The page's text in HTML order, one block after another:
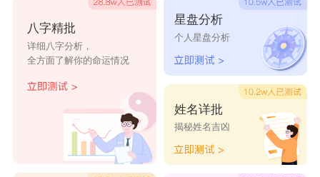
江又漫 江以祺 江曼柔 江懿美
江谨尔 江逾静 江知夏 江陶陶 江梦竹
江霏然 江欣潇 江琼玖
八字精批
详细八字分析，
全方面了解你的命运情况
星盘分析
个人星盘分析
姓名详批
揭秘姓名吉凶